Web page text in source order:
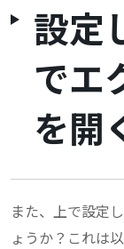
設定
でエ
を開
また、上で設定
ょうか？これは